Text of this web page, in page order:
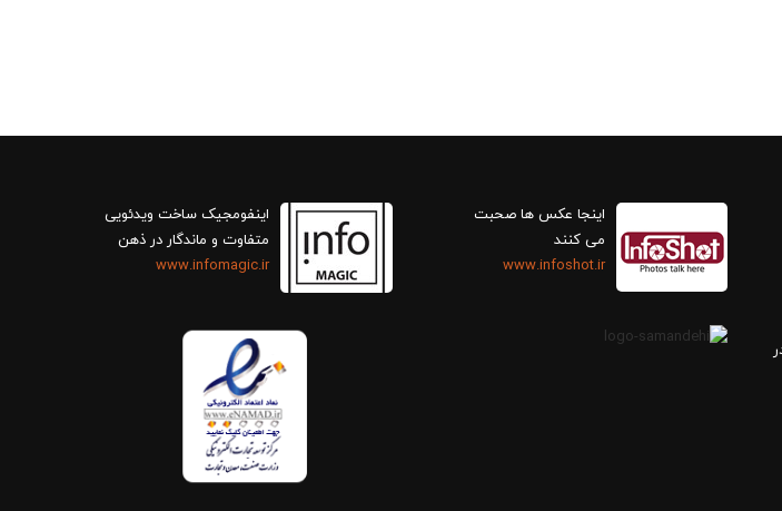
اینجا عکس ها صحبت
می کنند
www.infoshot.ir
اینفومجیک ساخت ویدئویی
متفاوت و ماندگار در ذهن
www.infomagic.ir